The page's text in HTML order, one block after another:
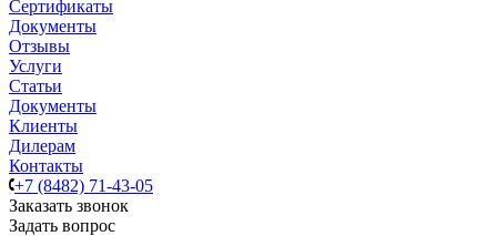
Сертификаты
Документы
Отзывы
Услуги
Статьи
Документы
Клиенты
Дилерам
Контакты
+7 (8482) 71-43-05
Заказать звонок
Задать вопрос